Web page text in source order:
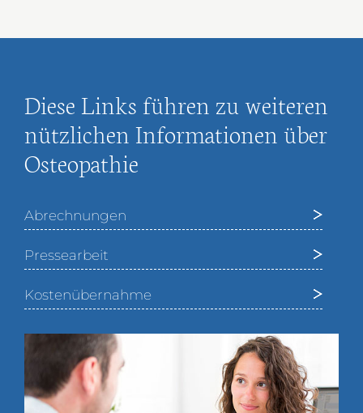
Diese Links führen zu weiteren
nützlichen Informationen über
Osteopathie
Abrechnungen
Pressearbeit
Kostenübernahme